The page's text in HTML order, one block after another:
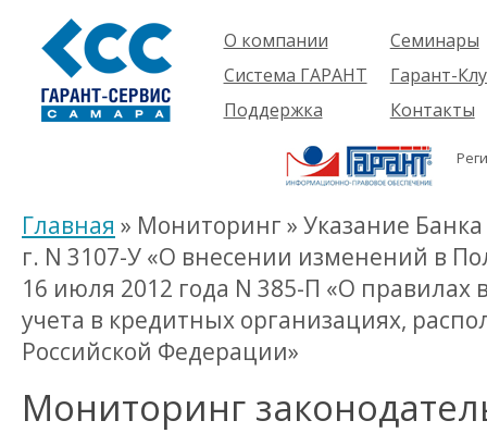
О компании
Компания
Проекты
Партнеры
Вакансии
Реквизиты
Информация
Система ГАРАНТ
О системе
решения
Комплекты
История
Поддержка
Пользователям
Будущим
пользователям
Семинары
Об услуге
семинары
Гарант-
Контакты
Главная » Мониторинг » Указание
г. N 3107-У «О внесении изменений в
16 июля 2012 года N 385-П «О правилах
учета в кредитных организациях,
Российской Федерации»
Мониторинг